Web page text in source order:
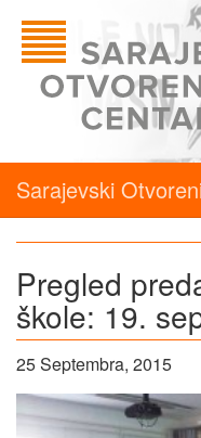
Sarajevski
Pregled
škole: 19.
25 Septembra, 2015